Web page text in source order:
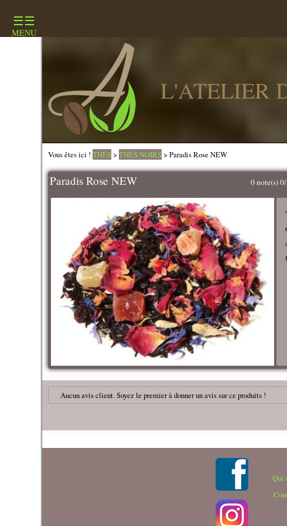
☰☰
MENU
L'ATELIER
Vous êtes ici ! THÉS> THÉS NOIRS> Paradis Rose NEW
Paradis Rose NEW 0 note(s)
Aucun avis client. Soyez le premier à donner un avis sur ce produits !
Qui